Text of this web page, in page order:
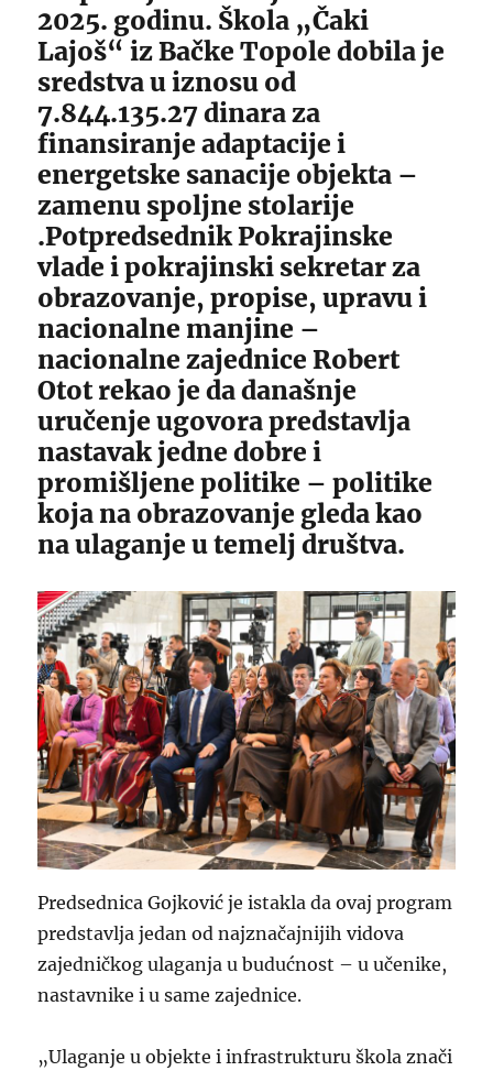
2025. godinu. Škola „Čaki
Lajoš“ iz Bačke Topole dobila je
sredstva u iznosu od
7.844.135.27 dinara za
finansiranje adaptacije i
energetske sanacije objekta –
zamenu spoljne stolarije
.Potpredsednik Pokrajinske
vlade i pokrajinski sekretar za
obrazovanje, propise, upravu i
nacionalne manjine –
nacionalne zajednice Robert
Otot rekao je da današnje
uručenje ugovora predstavlja
nastavak jedne dobre i
promišljene politike – politike
koja na obrazovanje gleda kao
na ulaganje u temelj društva.
Predsednica Gojković je istakla da ovaj program
predstavlja jedan od najznačajnijih vidova
zajedničkog ulaganja u budućnost – u učenike,
nastavnike i u same zajednice.
„Ulaganje u objekte i infrastrukturu škola znači